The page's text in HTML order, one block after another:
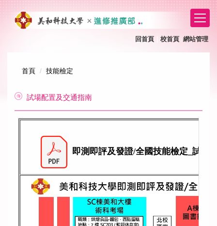
回首頁 校首頁 網站管理
首頁 技能檢定
試場配置及交通指南
即測即評及發證/全國技能檢定_試場